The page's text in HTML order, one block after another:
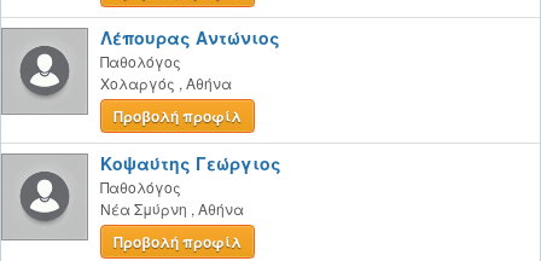
Λέπουρας Αντώνιος
Παθολόγος
Χολαργός , Αθήνα
Προβολή προφίλ
Κοψαύτης Γεώργιος
Παθολόγος
Νέα Σμύρνη , Αθήνα
Προβολή προφίλ